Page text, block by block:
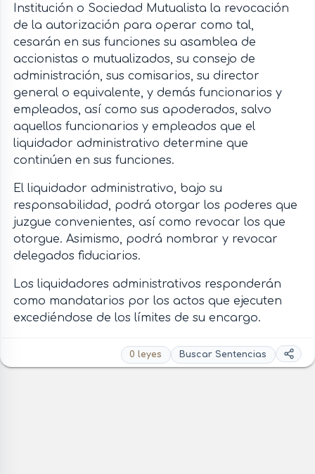
Institución o Sociedad Mutualista la revocación
de la autorización para operar como tal,
cesarán en sus funciones su asamblea de
accionistas o mutualizados, su consejo de
administración, sus comisarios, su director
general o equivalente, y demás funcionarios y
empleados, así como sus apoderados, salvo
aquellos funcionarios y empleados que el
liquidador administrativo determine que
continúen en sus funciones.
El liquidador administrativo, bajo su
responsabilidad, podrá otorgar los poderes que
juzgue convenientes, así como revocar los que
otorgue. Asimismo, podrá nombrar y revocar
delegados fiduciarios.
Los liquidadores administrativos responderán
como mandatarios por los actos que ejecuten
excediéndose de los límites de su encargo.
0 leyes Buscar Sentencias